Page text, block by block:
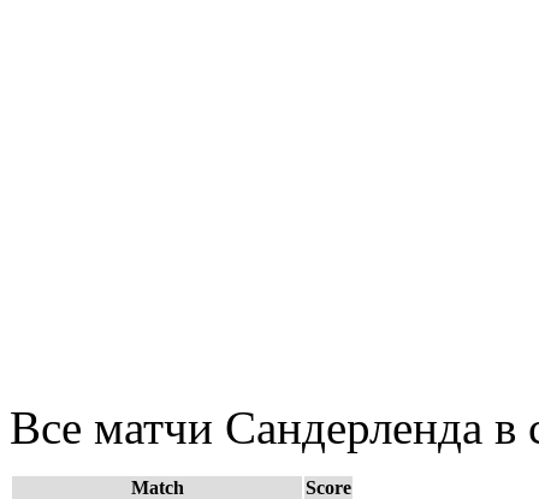
Все матчи Сандерленда в
Match
Score